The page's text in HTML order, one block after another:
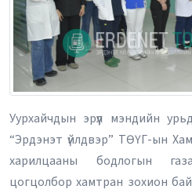
Уурхайчдын эрүүл мэндийн
“Эрдэнэт үйлдвэр” ТӨҮГ-ын
харилцааны бодлогын
цогцолбор хамтран зохион